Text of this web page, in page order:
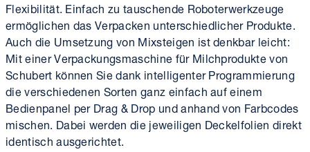
Flexibilität. Einfach zu tauschende Roboter­werk­zeuge
ermöglichen das Ver­packen unter­schiedlicher Produkte.
Auch die Umsetzung von Mix­steigen ist denkbar leicht:
Mit einer Verpackungs­maschine für Milch­produkte von
Schubert können Sie dank intelligenter Programmierung
die verschiedenen Sorten ganz einfach auf einem
Bedien­panel per Drag & Drop und anhand von Farb­codes
mischen. Dabei werden die jeweiligen Deckel­folien direkt
identisch ausgerichtet.